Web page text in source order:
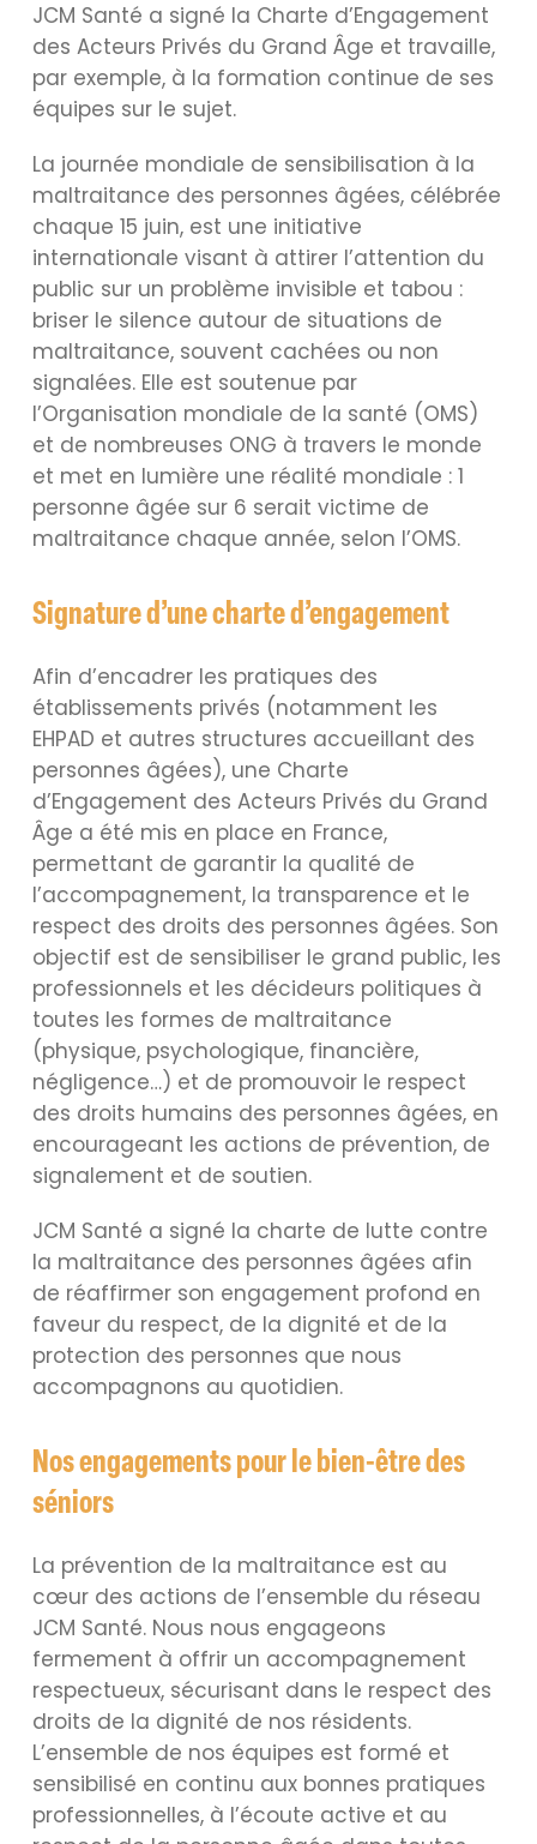
JCM Santé a signé la Charte d’Engagement
des Acteurs Privés du Grand Âge et travaille,
par exemple, à la formation continue de ses
équipes sur le sujet.
La journée mondiale de sensibilisation à la
maltraitance des personnes âgées, célébrée
chaque 15 juin, est une initiative
internationale visant à attirer l’attention du
public sur un problème invisible et tabou :
briser le silence autour de situations de
maltraitance, souvent cachées ou non
signalées. Elle est soutenue par
l’Organisation mondiale de la santé (OMS)
et de nombreuses ONG à travers le monde
et met en lumière une réalité mondiale : 1
personne âgée sur 6 serait victime de
maltraitance chaque année, selon l’OMS.
Signature d’une charte d’engagement
Afin d’encadrer les pratiques des
établissements privés (notamment les
EHPAD et autres structures accueillant des
personnes âgées), une Charte
d’Engagement des Acteurs Privés du Grand
Âge a été mis en place en France,
permettant de garantir la qualité de
l’accompagnement, la transparence et le
respect des droits des personnes âgées. Son
objectif est de sensibiliser le grand public, les
professionnels et les décideurs politiques à
toutes les formes de maltraitance
(physique, psychologique, financière,
négligence…) et de promouvoir le respect
des droits humains des personnes âgées, en
encourageant les actions de prévention, de
signalement et de soutien.
JCM Santé a signé la charte de lutte contre
la maltraitance des personnes âgées afin
de réaffirmer son engagement profond en
faveur du respect, de la dignité et de la
protection des personnes que nous
accompagnons au quotidien.
Nos engagements pour le bien-être des
séniors
La prévention de la maltraitance est au
cœur des actions de l’ensemble du réseau
JCM Santé. Nous nous engageons
fermement à offrir un accompagnement
respectueux, sécurisant dans le respect des
droits de la dignité de nos résidents.
L’ensemble de nos équipes est formé et
sensibilisé en continu aux bonnes pratiques
professionnelles, à l’écoute active et au